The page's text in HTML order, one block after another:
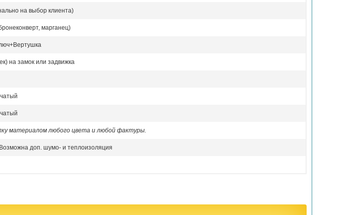
на выбор клиента)
марганец)
на замок или задвижка
материалом любого цвета и любой фактуры.
доп. шумо- и теплоизоляция